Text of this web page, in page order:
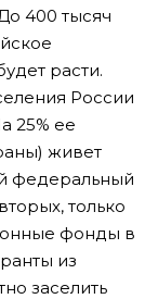
400 тысяч
расти.
России
25% ее
живет
федеральный
только
фонды в
из
заселить